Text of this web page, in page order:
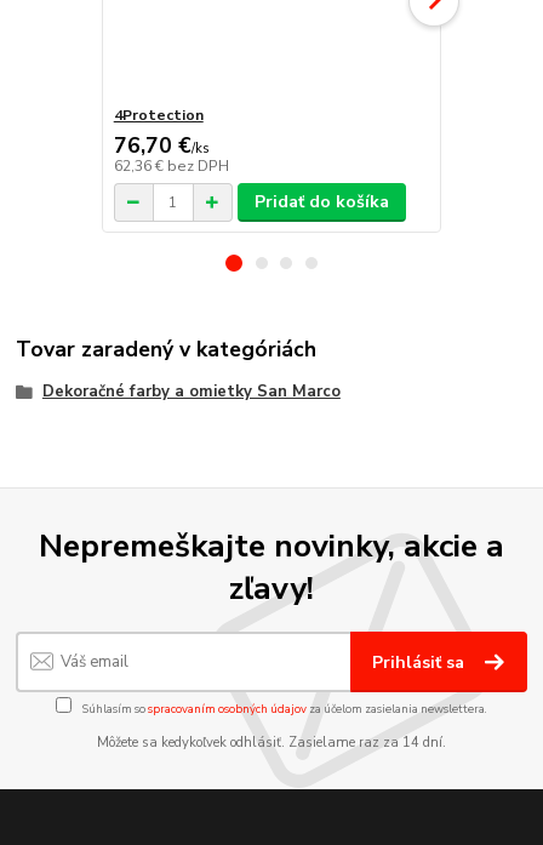
4Protection
76,70 €/ks
62,36 € bez DPH
Pridať do košíka
Tovar zaradený v kategóriách
Dekoračné farby a omietky San Marco
Nepremeškajte novinky, akcie a
zľavy!
Prihlásiť sa
Súhlasím sospracovaním osobných údajov za účelom zasielania newslettera.
Môžete sa kedykoľvek odhlásiť. Zasielame raz za 14 dní.